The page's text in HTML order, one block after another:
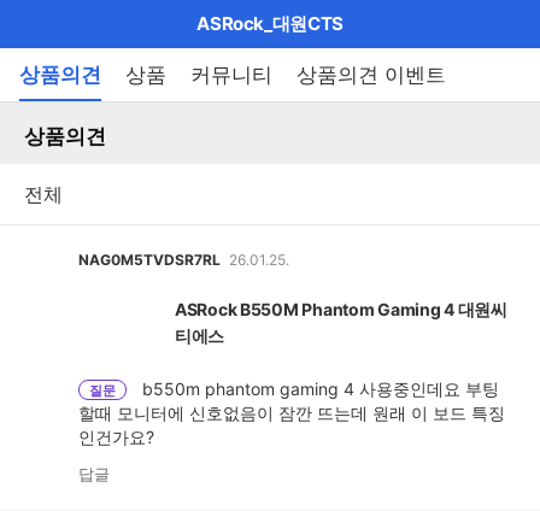
메
뉴
기
ASRock_대원CTS
브
랜
상품의견 상품 커뮤니티 상품의견 이벤트
상품의견
NAG0M5TVDSR7RL 26.01.25.
ASRock B550M Phantom Gaming 4 대원씨
티에스
질문
b550m phantom gaming 4 사용중인데요 부팅
할때 모니터에 신호없음이 잠깐 뜨는데 원래 이 보드 특징
인건가요?
답글